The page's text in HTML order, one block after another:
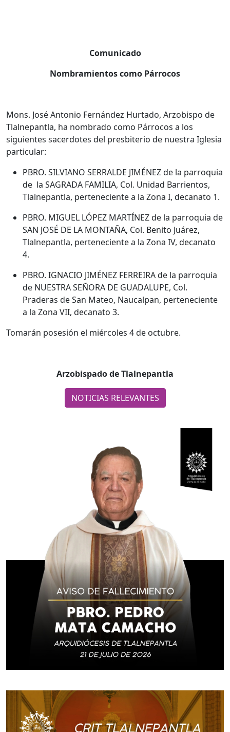
Comunicado
Nombramientos como Párrocos
Mons. José Antonio Fernández Hurtado, Arzobispo de
Tlalnepantla, ha nombrado como Párrocos a los
siguientes sacerdotes del presbiterio de nuestra Iglesia
particular:
PBRO. SILVIANO SERRALDE JIMÉNEZ de la parroquia
de la SAGRADA FAMILIA, Col. Unidad Barrientos,
Tlalnepantla, perteneciente a la Zona I, decanato 1.
PBRO. MIGUEL LÓPEZ MARTÍNEZ de la parroquia de
SAN JOSÉ DE LA MONTAÑA, Col. Benito Juárez,
Tlalnepantla, perteneciente a la Zona IV, decanato
4.
PBRO. IGNACIO JIMÉNEZ FERREIRA de la parroquia
de NUESTRA SEÑORA DE GUADALUPE, Col.
Praderas de San Mateo, Naucalpan, perteneciente
a la Zona VII, decanato 3.
Tomarán posesión el miércoles 4 de octubre.
Arzobispado de Tlalnepantla
NOTICIAS RELEVANTES